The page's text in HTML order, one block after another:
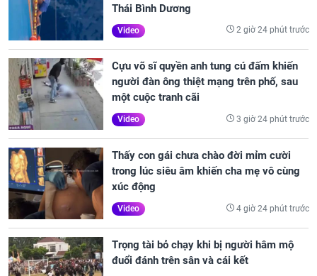
Thái Bình Dương
Video 2 giờ 24 phút trước
Cựu võ sĩ quyền anh tung cú đấm khiến
người đàn ông thiệt mạng trên phố, sau
một cuộc tranh cãi
Video 3 giờ 24 phút trước
Thấy con gái chưa chào đời mỉm cười
trong lúc siêu âm khiến cha mẹ vô cùng
xúc động
Video 4 giờ 24 phút trước
Trọng tài bỏ chạy khi bị người hâm mộ
đuổi đánh trên sân và cái kết